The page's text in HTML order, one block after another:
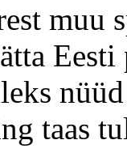
muu
Eesti
taas